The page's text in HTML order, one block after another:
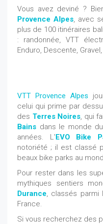
Vous avez deviné ?
Provence Alpes , avec
plus de 100 itinéraires
: randonnée, VTT
Enduro, Descente,
VTT Provence Alpes
celui qui prime par
des Terres Noires , qui
Bains dans le monde
années. L'EVO Bike
notoriété ; il est classé
beaux bike parks au
Pour rester dans les
mythiques sentiers
Durance , classés
France.
Si vous recherchez des